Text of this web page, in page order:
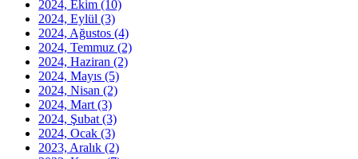
2024, Ekim (10)
2024, Eylül (3)
2024, Ağustos (4)
2024, Temmuz (2)
2024, Haziran (2)
2024, Mayıs (5)
2024, Nisan (2)
2024, Mart (3)
2024, Şubat (3)
2024, Ocak (3)
2023, Aralık (2)